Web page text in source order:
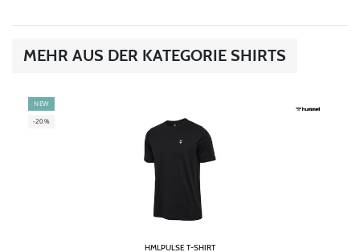
MEHR AUS DER KATEGORIE SHIRTS
NEW
-20%
HMLPULSE T-SHIRT